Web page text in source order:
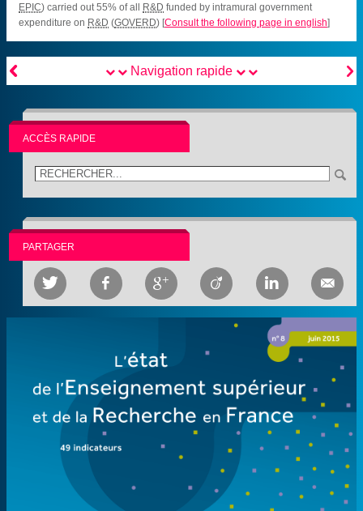
EPIC) carried out 55% of all R&D funded by intramural government
expenditure on R&D (GOVERD) [Consult the following page in english]
 
Navigation rapide
ACCÈS RAPIDE
PARTAGER
     